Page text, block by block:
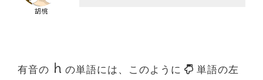
有音の h の単語には、このように
単語の左